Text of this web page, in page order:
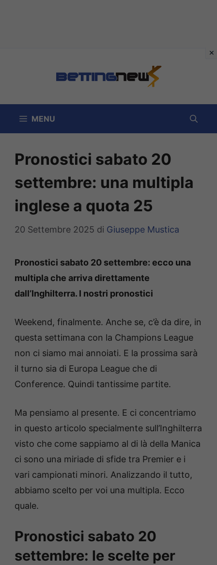
MENU
Pronostici sabato 20
settembre: una multipla
inglese a quota 25
20 Settembre 2025 di Giuseppe Mustica
Pronostici sabato 20 settembre: ecco una
multipla che arriva direttamente
dall’Inghilterra. I nostri pronostici
Weekend, finalmente. Anche se, c’è da dire, in
questa settimana con la Champions League
non ci siamo mai annoiati. E la prossima sarà
il turno sia di Europa League che di
Conference. Quindi tantissime partite.
Ma pensiamo al presente. E ci concentriamo
in questo articolo specialmente sull’Inghilterra
visto che come sappiamo al di là della Manica
ci sono una miriade di sfide tra Premier e i
vari campionati minori. Analizzando il tutto,
abbiamo scelto per voi una multipla. Ecco
quale.
Pronostici sabato 20
settembre: le scelte per